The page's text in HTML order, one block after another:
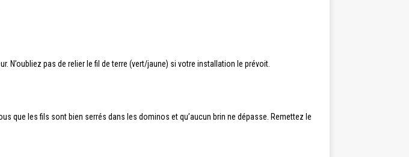
N’oubliez pas de relier le fil de terre (vert/jaune) si votre installation le prévoit.
que les fils sont bien serrés dans les dominos et qu’aucun brin ne dépasse. Remettez le